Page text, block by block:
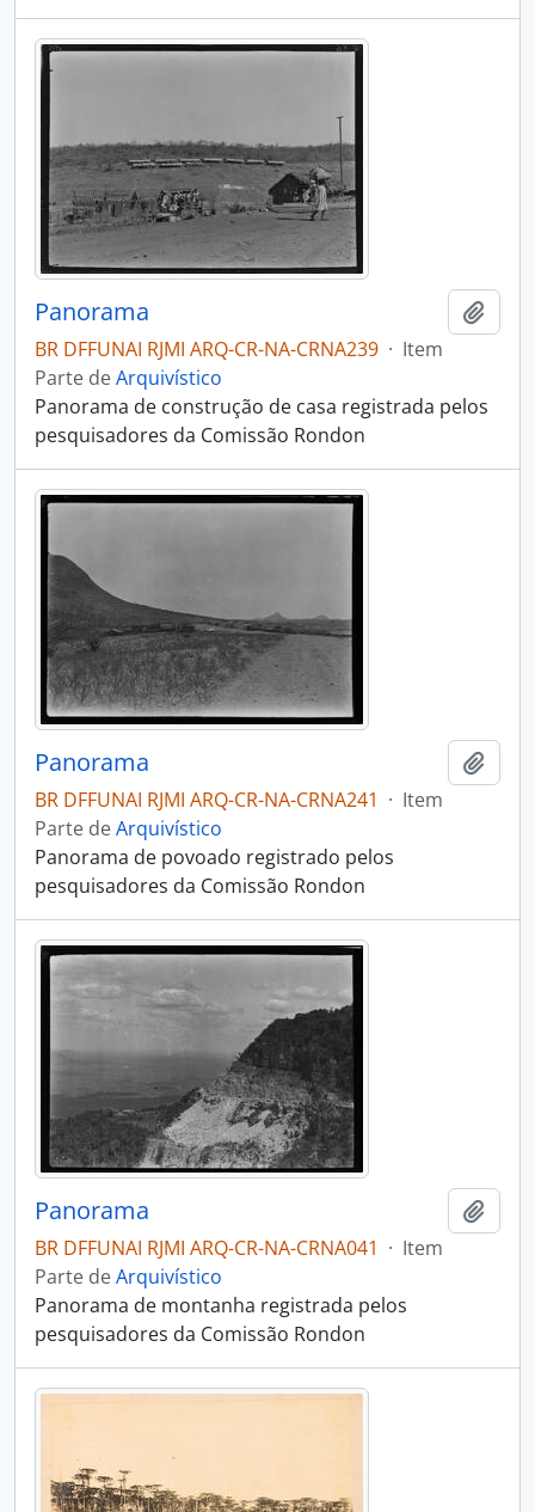
Panorama
BR DFFUNAI RJMI ARQ-CR-NA-CRNA239 · Item
Parte deArquivístico
Panorama de construção de casa registrada pelos
pesquisadores da Comissão Rondon
Panorama
BR DFFUNAI RJMI ARQ-CR-NA-CRNA241 · Item
Parte deArquivístico
Panorama de povoado registrado pelos
pesquisadores da Comissão Rondon
Panorama
BR DFFUNAI RJMI ARQ-CR-NA-CRNA041 · Item
Parte deArquivístico
Panorama de montanha registrada pelos
pesquisadores da Comissão Rondon